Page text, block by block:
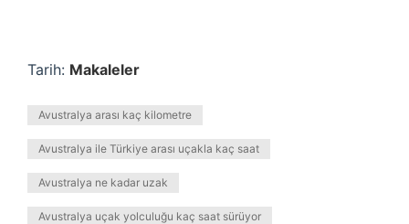
Tarih: Makaleler
Avustralya arası kaç kilometre
Avustralya ile Türkiye arası uçakla kaç saat
Avustralya ne kadar uzak
Avustralya uçak yolculuğu kaç saat sürüyor